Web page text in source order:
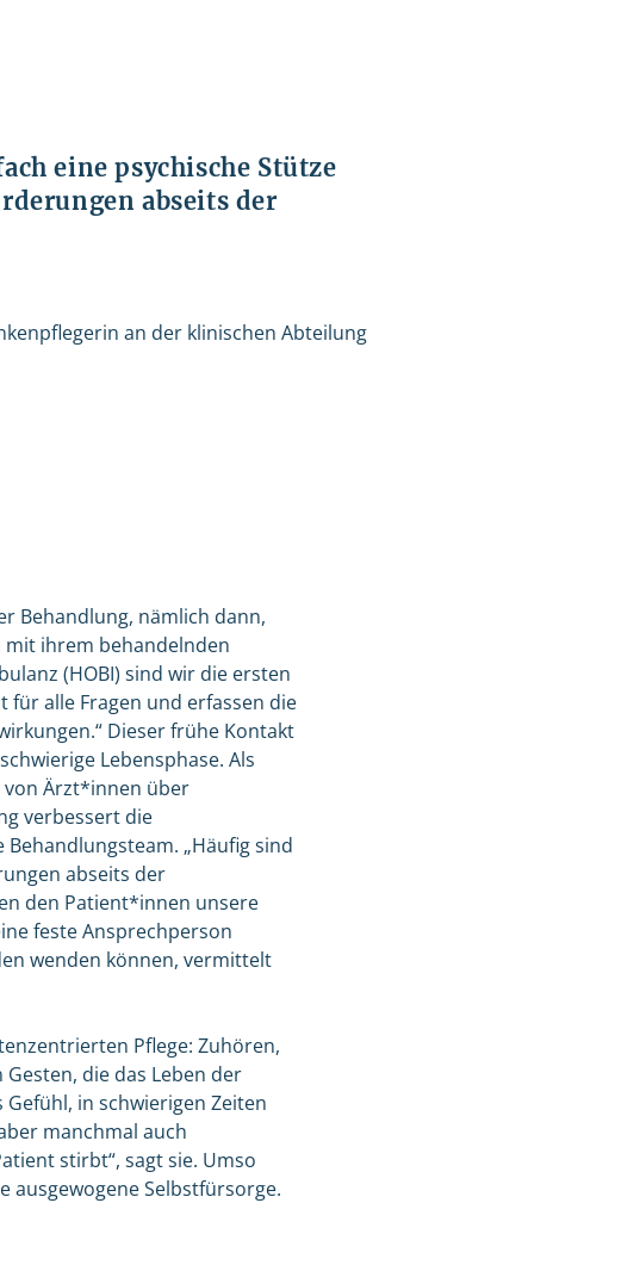
eine psychische Stütze
abseits der
an der klinischen Abteilung
Behandlung, nämlich dann,
mit ihrem behandelnden
(HOBI) sind wir die ersten
für alle Fragen und erfassen die
Dieser frühe Kontakt
Lebensphase. Als
von Ärzt*innen über
verbessert die
„Häufig sind
abseits der
den Patient*innen unsere
feste Ansprechperson
wenden können, vermittelt
Pflege: Zuhören,
die das Leben der
in schwierigen Zeiten
manchmal auch
stirbt“, sagt sie. Umso
ausgewogene Selbstfürsorge.